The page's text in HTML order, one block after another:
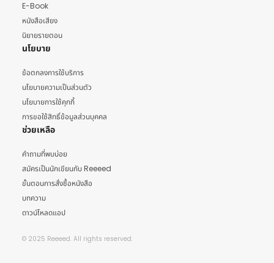
E-Book
หนังสือเสียง
นิยายรายตอน
นโยบาย
ข้อตกลงการใช้บริการ
นโยบายความเป็นส่วนตัว
นโยบายการใช้คุกกี้
การขอใช้สิทธิ์ข้อมูลส่วนบุคคล
ช่วยเหลือ
คำถามที่พบบ่อย
สมัครเป็นนักเขียนกับ Reeeed
ขั้นตอนการสั่งซื้อหนังสือ
บทความ
ดาวน์โหลดแอป
© 2025 Reeeed. All rights reserved.